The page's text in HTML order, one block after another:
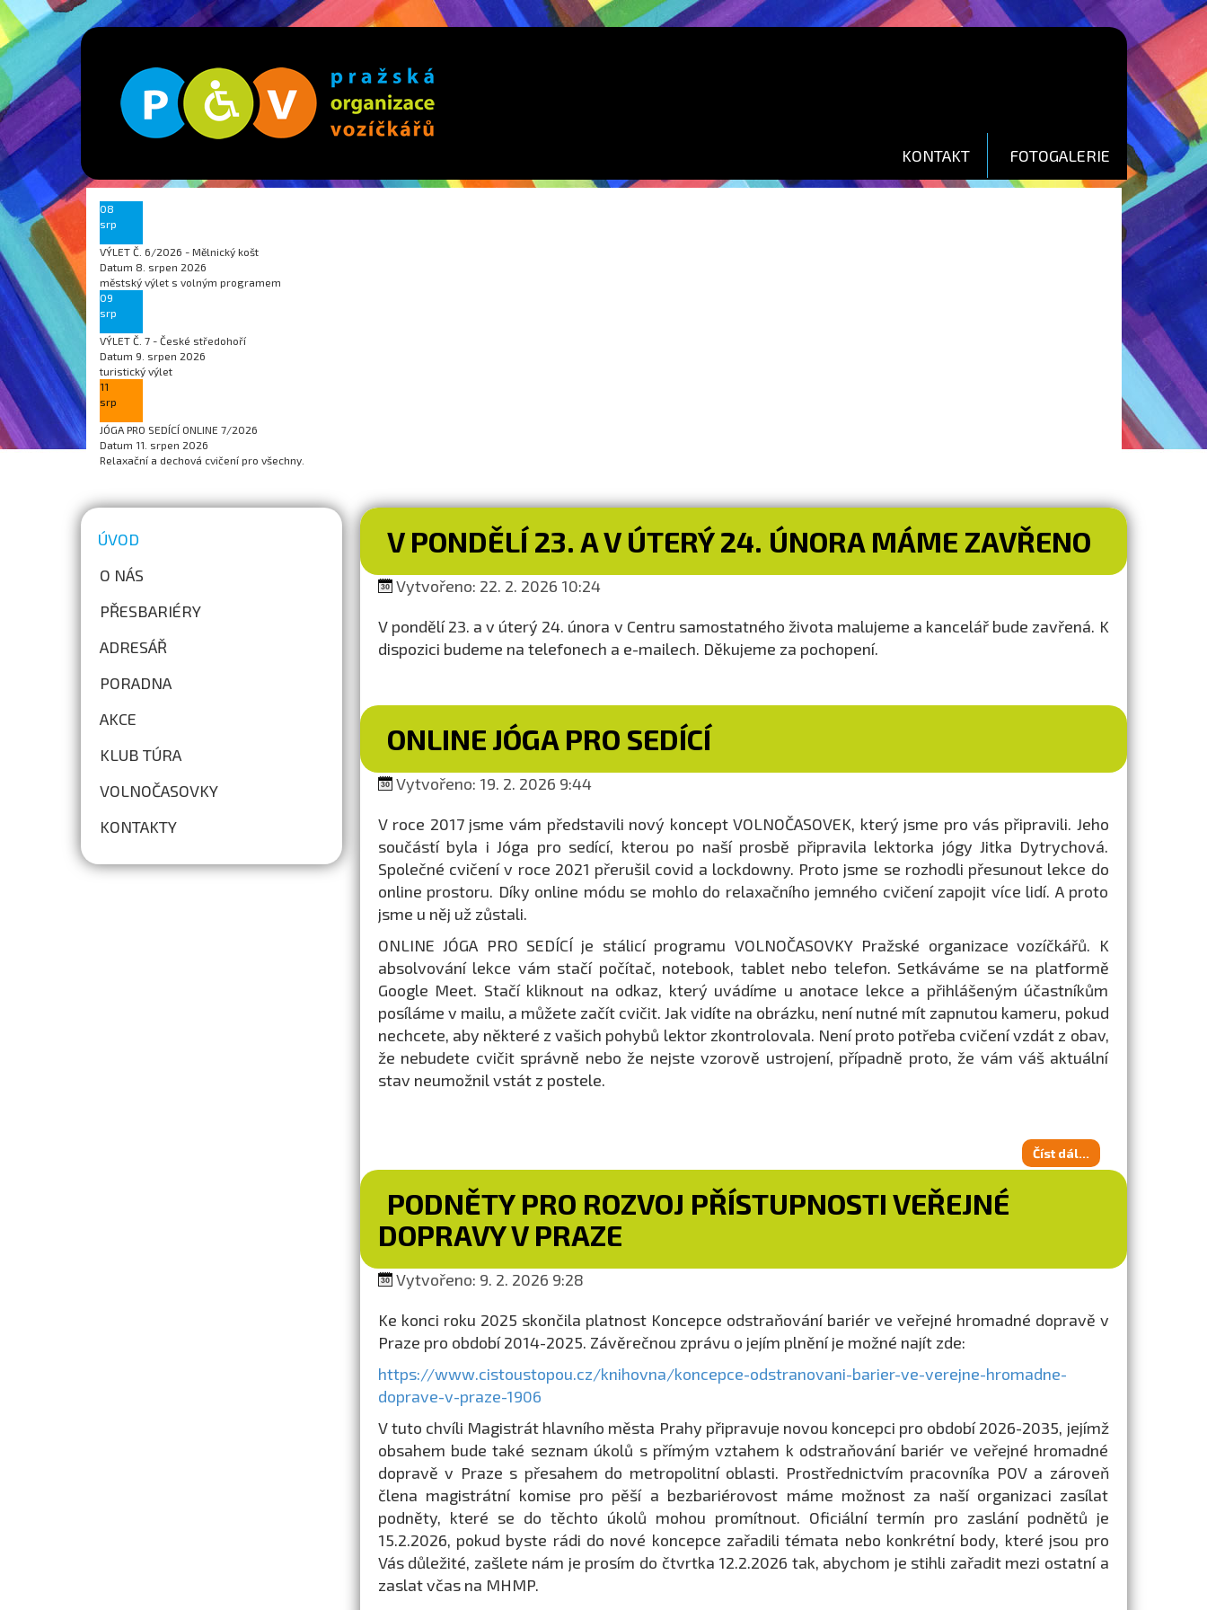
KONTAKT FOTOGALERIE
08
srp
VÝLET Č. 6/2026 - Mělnický košt
Datum 8. srpen 2026
městský výlet s volným programem
09
srp
VÝLET Č. 7 - České středohoří
Datum 9. srpen 2026
turistický výlet
11
srp
JÓGA PRO SEDÍCÍ ONLINE 7/2026
Datum 11. srpen 2026
Relaxační a dechová cvičení pro všechny.
ÚVOD
O NÁS
PŘESBARIÉRY
ADRESÁŘ
PORADNA
AKCE
KLUB TÚRA
VOLNOČASOVKY
KONTAKTY
V PONDĚLÍ 23. A V ÚTERÝ 24. ÚNORA MÁME ZAVŘENO
Vytvořeno: 22. 2. 2026 10:24
V pondělí 23. a v úterý 24. února v Centru samostatného života malujeme a kancelář bude zavřená. K
dispozici budeme na telefonech a e-mailech. Děkujeme za pochopení.
ONLINE JÓGA PRO SEDÍCÍ
Vytvořeno: 19. 2. 2026 9:44
V roce 2017 jsme vám představili nový koncept VOLNOČASOVEK, který jsme pro vás připravili. Jeho
součástí byla i Jóga pro sedící, kterou po naší prosbě připravila lektorka jógy Jitka Dytrychová.
Společné cvičení v roce 2021 přerušil covid a lockdowny. Proto jsme se rozhodli přesunout lekce do
online prostoru. Díky online módu se mohlo do relaxačního jemného cvičení zapojit více lidí. A proto
jsme u něj už zůstali.
ONLINE JÓGA PRO SEDÍCÍ je stálicí programu VOLNOČASOVKY Pražské organizace vozíčkářů. K
absolvování lekce vám stačí počítač, notebook, tablet nebo telefon. Setkáváme se na platformě
Google Meet. Stačí kliknout na odkaz, který uvádíme u anotace lekce a přihlášeným účastníkům
posíláme v mailu, a můžete začít cvičit. Jak vidíte na obrázku, není nutné mít zapnutou kameru, pokud
nechcete, aby některé z vašich pohybů lektor zkontrolovala. Není proto potřeba cvičení vzdát z obav,
že nebudete cvičit správně nebo že nejste vzorově ustrojení, případně proto, že vám váš aktuální
stav neumožnil vstát z postele.
Číst dál...
PODNĚTY PRO ROZVOJ PŘÍSTUPNOSTI VEŘEJNÉ
DOPRAVY V PRAZE
Vytvořeno: 9. 2. 2026 9:28
Ke konci roku 2025 skončila platnost Koncepce odstraňování bariér ve veřejné hromadné dopravě v
Praze pro období 2014-2025. Závěrečnou zprávu o jejím plnění je možné najít zde:
https://www.cistoustopou.cz/knihovna/koncepce-odstranovani-barier-ve-verejne-hromadne-
doprave-v-praze-1906
V tuto chvíli Magistrát hlavního města Prahy připravuje novou koncepci pro období 2026-2035, jejímž
obsahem bude také seznam úkolů s přímým vztahem k odstraňování bariér ve veřejné hromadné
dopravě v Praze s přesahem do metropolitní oblasti. Prostřednictvím pracovníka POV a zároveň
člena magistrátní komise pro pěší a bezbariérovost máme možnost za naší organizaci zasílat
podněty, které se do těchto úkolů mohou promítnout. Oficiální termín pro zaslání podnětů je
15.2.2026, pokud byste rádi do nové koncepce zařadili témata nebo konkrétní body, které jsou pro
Vás důležité, zašlete nám je prosím do čtvrtka 12.2.2026 tak, abychom je stihli zařadit mezi ostatní a
zaslat včas na MHMP.